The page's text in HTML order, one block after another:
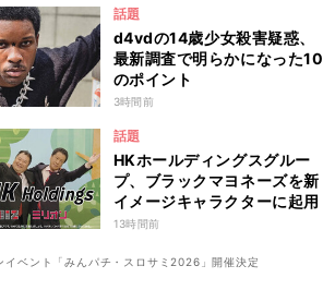
話題
d4vdの14歳少女殺害疑惑、
最新調査で明らかになった10
のポイント
3時間前
話題
HKホールディングスグルー
プ、ブラックマヨネーズを新
イメージキャラクターに起用
13時間前
ベント「みんパチ・スロサミ2026」開催決定